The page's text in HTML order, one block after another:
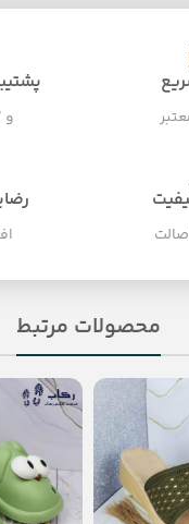
پشتیبانی
و ۷ روز هفته
محصولات مرتبط